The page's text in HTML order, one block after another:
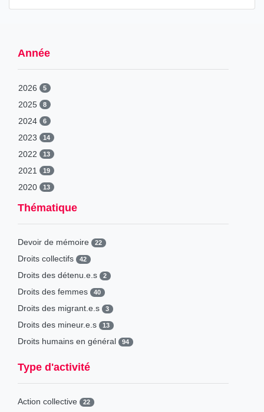
Année
2026 5
2025 8
2024 6
2023 14
2022 13
2021 19
2020 13
2019
Thématique
Devoir de mémoire 22
Droits collectifs 42
Droits des détenu.e.s 2
Droits des femmes 40
Droits des migrant.e.s 3
Droits des mineur.e.s 13
Droits humains en général 94
Type d'activité
Action collective 22